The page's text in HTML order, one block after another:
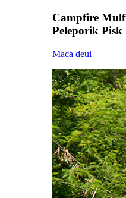
Campfire
Peleporik Pisk
Maca deui